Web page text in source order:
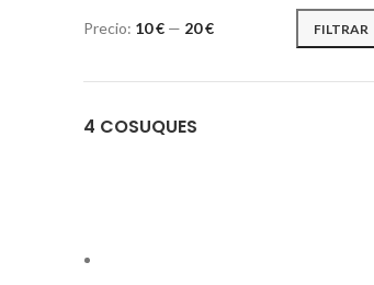
FILTRAR
Precio: 10 € — 20 €
4 COSUQUES